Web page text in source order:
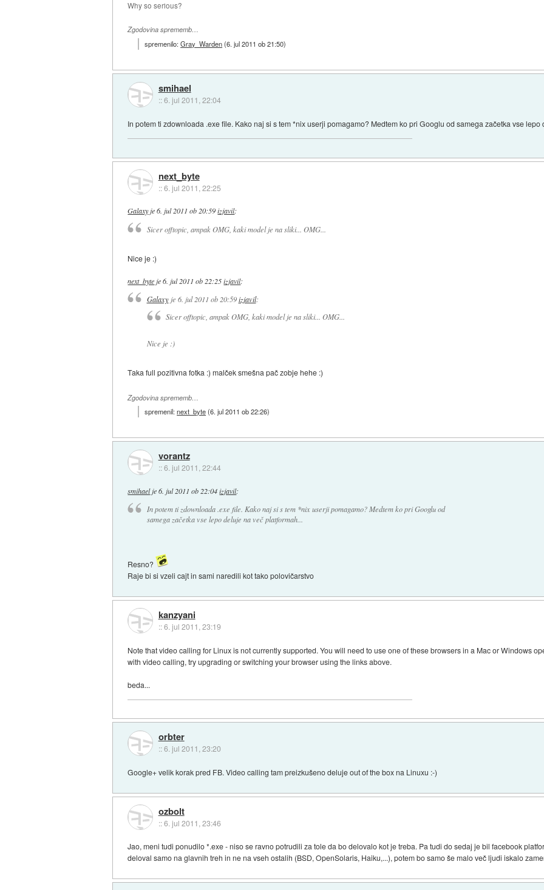
Why so serious?
Zgodovina sprememb…
spremenilo:Gray_Warden(6. jul 2011 ob 21:50)
smihael
::6. jul 2011, 22:04
In potem ti zdownloada .exe file. Kako naj si s tem *nix userji pomagamo? Medtem ko pri Googlu od samega začetka vse lepo
next_byte
::6. jul 2011, 22:25
Galaxyje6. jul 2011 ob 20:59 izjavil:
Sicer offtopic, ampak OMG, kaki model je na sliki... OMG...
Nice je :)
next_byte je6. jul 2011 ob 22:25 izjavil:
Galaxyje 6. jul 2011 ob 20:59 izjavil:
Sicer offtopic, ampak OMG, kaki model je na sliki... OMG...
Nice je :)
Taka full pozitivna fotka :) malček smešna pač zobje hehe :)
Zgodovina sprememb…
spremenil:next_byte(6. jul 2011 ob 22:26)
vorantz
::6. jul 2011, 22:44
smihaelje6. jul 2011 ob 22:04 izjavil:
In potem ti zdownloada .exe file. Kako naj si s tem *nix userji pomagamo? Medtem ko pri Googlu od
samega začetka vse lepo deluje na več platformah...
Resno?
Raje bi si vzeli cajt in sami naredili kot tako polovičarstvo
kanzyani
::6. jul 2011, 23:19
Note that video calling for Linux is not currently supported. You will need to use one of these browsers in a Mac or Windows
with video calling, try upgrading or switching your browser using the links above.
beda...
orbter
::6. jul 2011, 23:20
Google+ velik korak pred FB. Video calling tam preizkušeno deluje out of the box na Linuxu :-)
ozbolt
::6. jul 2011, 23:46
Jao, meni tudi ponudilo *.exe - niso se ravno potrudili za tole da bo delovalo kot je treba. Pa tudi do sedaj je bil facebook
deloval samo na glavnih treh in ne na vseh ostalih (BSD, OpenSolaris, Haiku,...), potem bo samo še malo več ljudi iskalo